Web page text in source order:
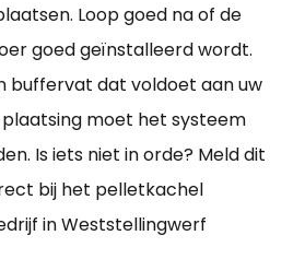
Loop goed na of de
goed geïnstalleerd wordt.
buffervat dat voldoet aan uw
plaatsing moet het systeem
Is iets niet in orde? Meld dit
bij het pelletkachel
in Weststellingwerf